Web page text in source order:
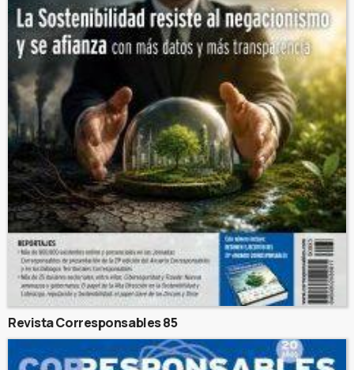
Revista Corresponsables 85